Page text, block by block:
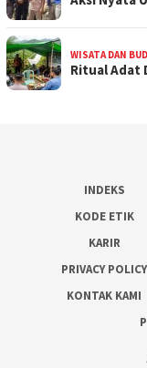
WISATA DAN
Ritual Adat
INDEKS
KODE ETIK
KARIR
PRIVACY POLICY
KONTAK KAMI